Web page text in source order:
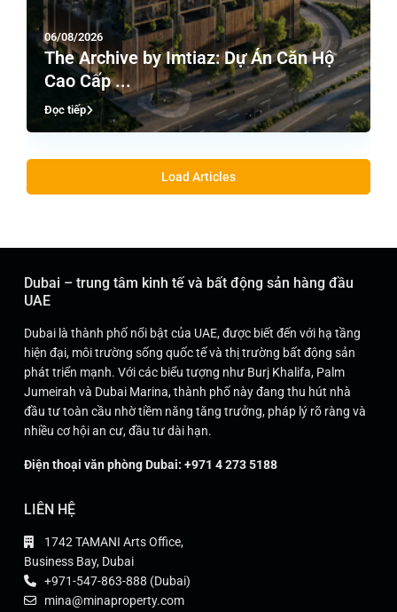
06/08/2026
The Archive by Imtiaz: Dự Án Căn Hộ
Cao Cấp ...
Đọc tiếp
Load Articles
Dubai – trung tâm kinh tế và bất động sản hàng đầu
UAE
Dubai là thành phố nổi bật của UAE, được biết đến với hạ tầng
hiện đại, môi trường sống quốc tế và thị trường bất động sản
phát triển mạnh. Với các biểu tượng như Burj Khalifa, Palm
Jumeirah và Dubai Marina, thành phố này đang thu hút nhà
đầu tư toàn cầu nhờ tiềm năng tăng trưởng, pháp lý rõ ràng và
nhiều cơ hội an cư, đầu tư dài hạn.
Điện thoại văn phòng Dubai: +971 4 273 5188
LIÊN HỆ
1742 TAMANI Arts Office,
Business Bay, Dubai
+971-547-863-888 (Dubai)
mina@minaproperty.com